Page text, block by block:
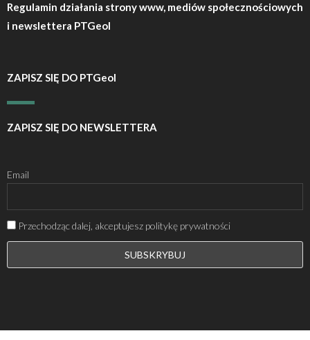
Regulamin działania strony www, mediów społecznościowych
i newslettera PTGeol
ZAPISZ SIĘ DO PTGeol
ZAPISZ SIĘ DO NEWSLETTERA
Email
Przechodząc dalej, akceptujesz politykę prywatności